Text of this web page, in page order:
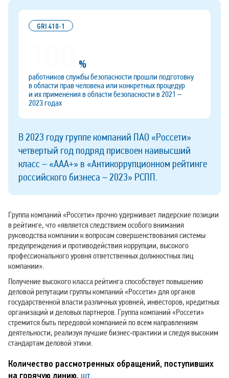
GRI 410‑1
%
работников службы безопасности прошли подготовку
в области прав человека или конкретных процедур
и их применения в области безопасности в 2021 –
2023 годах
В 2023 году группе компаний ПАО «Россети»
четвертый год подряд присвоен наивысший
класс – «AАА+» в «Антикоррупционном рейтинге
российского бизнеса – 2023» РСПП.
Группа компаний «Россети» прочно удерживает лидерские позиции
в рейтинге, что «является следствием особого внимания
руководства компании к вопросам совершенствования системы
предупреждения и противодействия коррупции, высокого
профессионального уровня ответственных должностных лиц
компании».
Получение высокого класса рейтинга способствует повышению
деловой репутации группы компаний «Россети» для органов
государственной власти различных уровней, инвесторов, кредитных
организаций и деловых партнеров. Группа компаний «Россети»
стремится быть передовой компанией по всем направлениям
деятельности, реализуя лучшие бизнес‑практики и следуя высоким
стандартам деловой этики.
Количество рассмотренных обращений, поступивших
на горячую линию,